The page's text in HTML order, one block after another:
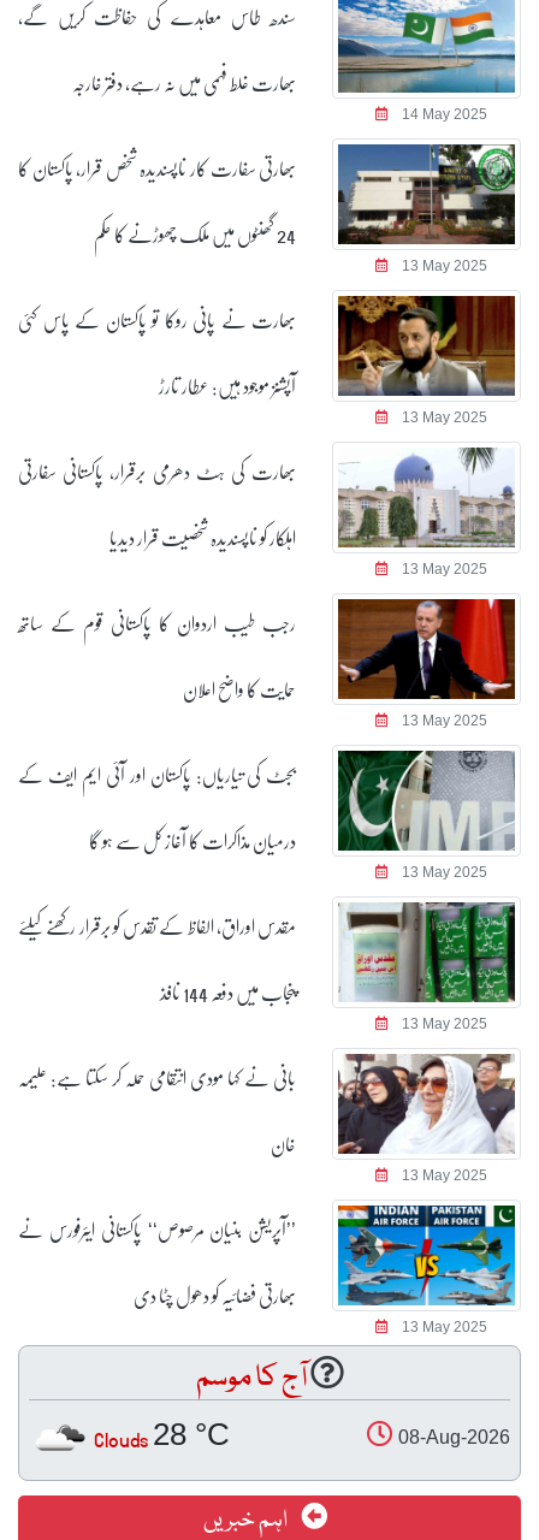
14 May 2025
سندھ طاس معاہدے کی حفاظت کریں گے،
بھارت غلط فہمی میں نہ رہے، دفتر خارجہ
13 May 2025
بھارتی سفارت کار ناپسندیدہ شخص قرار، پاکستان کا
24 گھنٹوں میں ملک چھوڑنے کا حکم
13 May 2025
بھارت نے پانی روکا تو پاکستان کے پاس کئی
آپشنز موجود ہیں: عطار تارڑ
13 May 2025
بھارت کی ہٹ دھرمی برقرار، پاکستانی سفارتی
اہلکار کو ناپسندیدہ شخصیت قرار دیدیا
13 May 2025
رجب طیب اردوان کا پاکستانی قوم کے ساتھ
حمایت کا واضح اعلان
13 May 2025
بجٹ کی تیاریاں: پاکستان اور آئی ایم ایف کے
درمیان مذاکرات کا آغاز کل سے ہو گا
13 May 2025
مقدس اوراق، الفاظ کے تقدس کو برقرار رکھنے کیلئے
پنجاب میں دفعہ 144 نافذ
13 May 2025
بانی نے کہا مودی انتقامی حملہ کر سکتا ہے: علیمہ
خان
13 May 2025
’’آپریشن بنیان مرصوص‘‘ پاکستانی ایئرفورس نے
بھارتی فضائیہ کو دھول چٹا دی
آج کا موسم
08-Aug-2026
28 °C
Clouds
اہم خبریں